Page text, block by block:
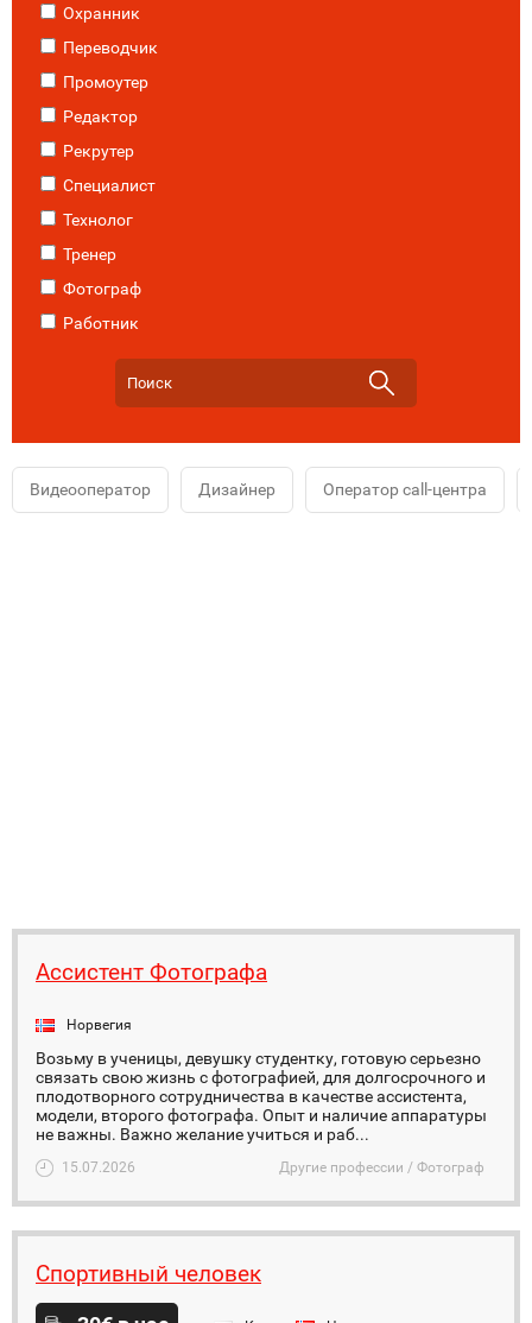
Охранник
Переводчик
Промоутер
Редактор
Рекрутер
Специалист
Технолог
Тренер
Фотограф
Работник
Видеооператор Дизайнер Оператор call-центра
Ассистент Фотографа
Норвегия
Возьму в ученицы, девушку студентку, готовую серьезно
связать свою жизнь с фотографией, для долгосрочного и
плодотворного сотрудничества в качестве ассистента,
модели, второго фотографа. Опыт и наличие аппаратуры
не важны. Важно желание учиться и раб...
15.07.2026 Другие профессии / Фотограф
Спортивный человек